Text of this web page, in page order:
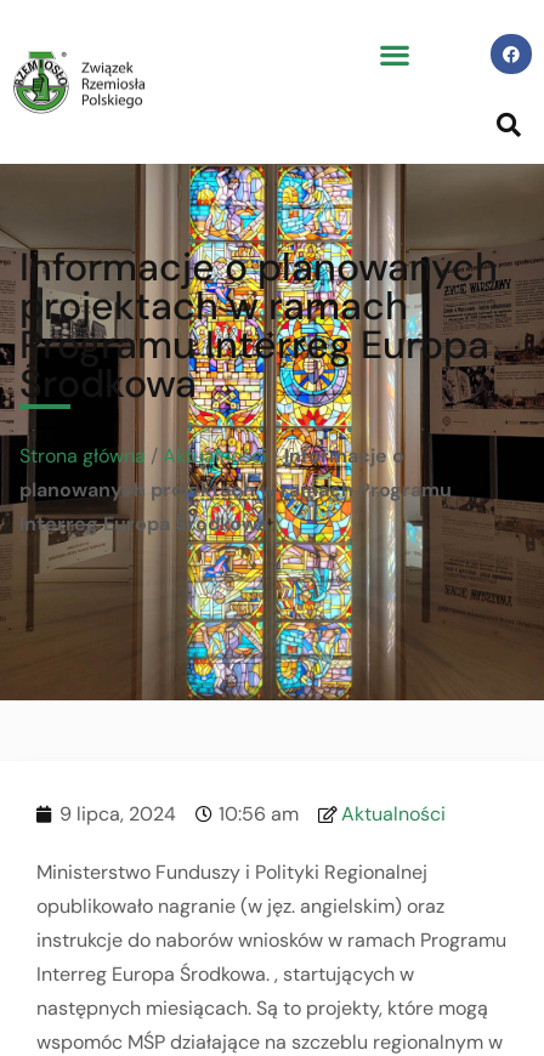
Informacje o planowanych
projektach w ramach
Programu Interreg Europa
Środkowa
Strona główna /Aktualności /Informacje o
planowanych projektach w ramach Programu
Interreg Europa Środkowa
9 lipca, 2024 10:56 am Aktualności
Ministerstwo Funduszy i Polityki Regionalnej
opublikowało nagranie (w jęz. angielskim) oraz
instrukcje do naborów wniosków w ramach Programu
Interreg Europa Środkowa. , startujących w
następnych miesiącach. Są to projekty, które mogą
wspomóc MŚP działające na szczeblu regionalnym w